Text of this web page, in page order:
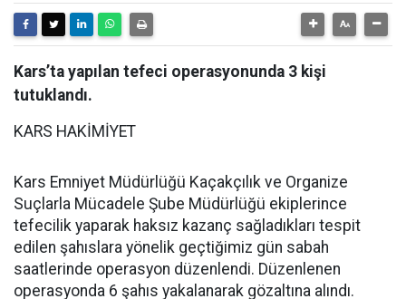
Kars’ta yapılan tefeci operasyonunda 3 kişi
tutuklandı.
KARS HAKİMİYET
Kars Emniyet Müdürlüğü Kaçakçılık ve Organize
Suçlarla Mücadele Şube Müdürlüğü ekiplerince
tefecilik yaparak haksız kazanç sağladıkları tespit
edilen şahıslara yönelik geçtiğimiz gün sabah
saatlerinde operasyon düzenlendi. Düzenlenen
operasyonda 6 şahıs yakalanarak gözaltına alındı.